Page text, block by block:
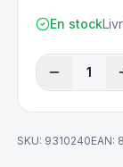
En stock
1
SKU: 9310240EAN: